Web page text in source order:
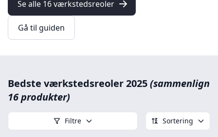
Se alle 16 værkstedsreoler
Gå til guiden
Bedste værkstedsreoler 2025(sammenlign
16 produkter)
Filtre Sortering